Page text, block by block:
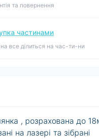
та повернення
частинами
на все ділиться на час-ти-ни
, розрахована до
на лазері та зібрані